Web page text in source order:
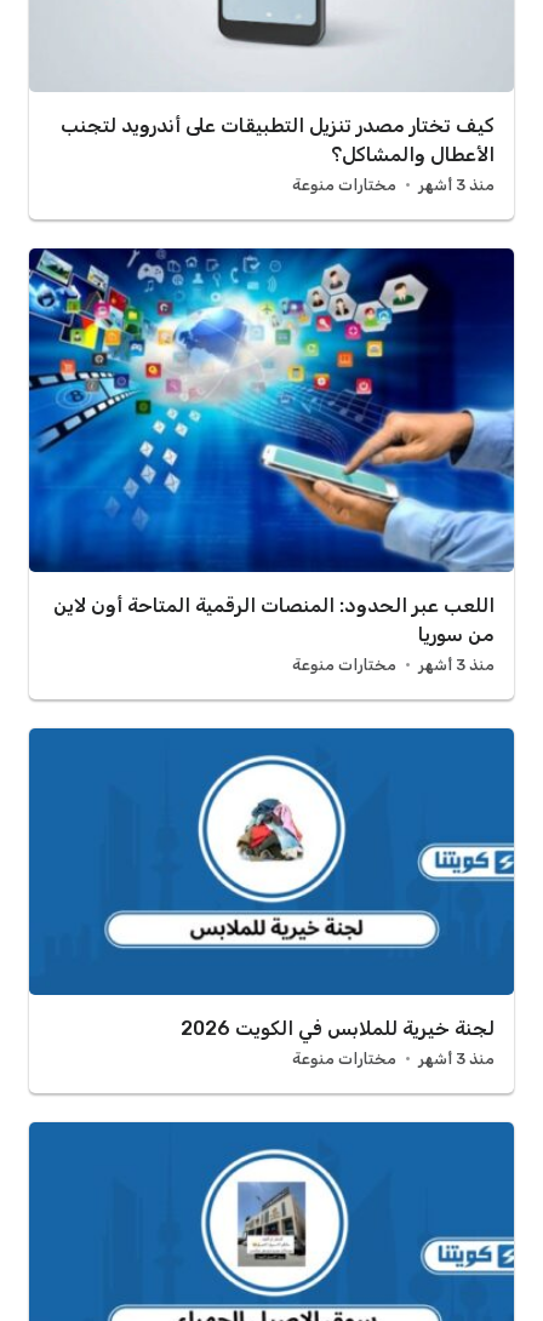
كيف تختار مصدر تنزيل التطبيقات على أندرويد لتجنب
الأعطال والمشاكل؟
منذ 3 أشهر مختارات منوعة
اللعب عبر الحدود: المنصات الرقمية المتاحة أون لاين
من سوريا
منذ 3 أشهر مختارات منوعة
لجنة خيرية للملابس في الكويت 2026
منذ 3 أشهر مختارات منوعة